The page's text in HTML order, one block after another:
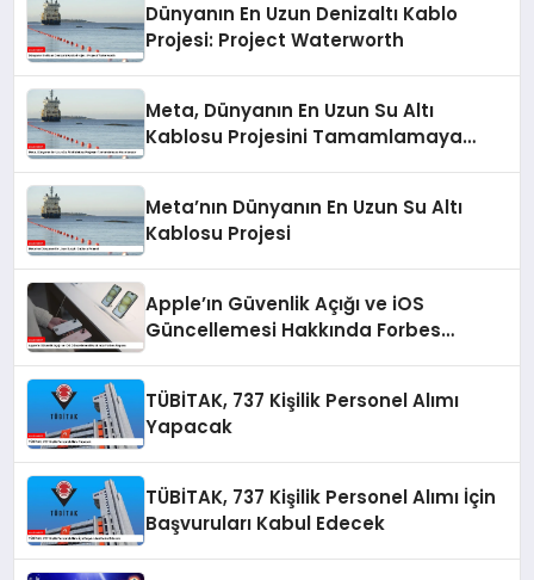
Dünyanın En Uzun Denizaltı Kablo
Projesi: Project Waterworth
Meta, Dünyanın En Uzun Su Altı
Kablosu Projesini Tamamlamaya
Meta’nın Dünyanın En Uzun Su Altı
Kablosu Projesi
Apple’ın Güvenlik Açığı ve iOS
Güncellemesi Hakkında Forbes
TÜBİTAK, 737 Kişilik Personel Alımı
Yapacak
TÜBİTAK, 737 Kişilik Personel Alımı İçin
Başvuruları Kabul Edecek